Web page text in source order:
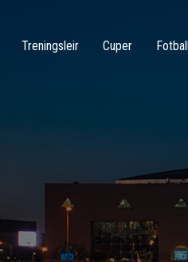
Treningsleir Cuper